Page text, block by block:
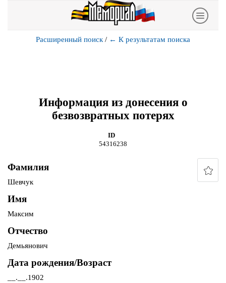
Расширенный поиск / ← К результатам поиска
Информация из донесения о
безвозвратных потерях
ID
54316238
Фамилия
Шевчук
Имя
Максим
Отчество
Демьянович
Дата рождения/Возраст
__.__.1902